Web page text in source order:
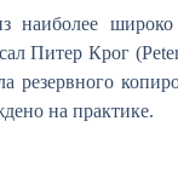
широко
Питер Крог
на практике.